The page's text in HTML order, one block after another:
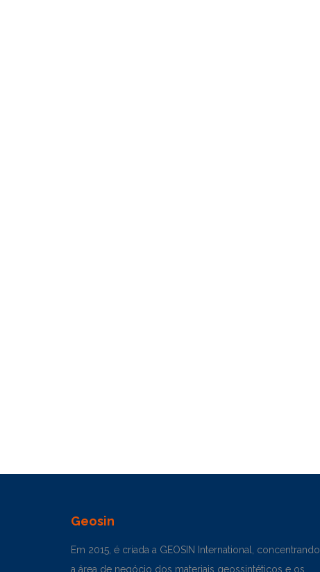
Geosin
Em 2015, é criada a GEOSIN International, concentrando
a área de negócio dos materiais geossintéticos e os